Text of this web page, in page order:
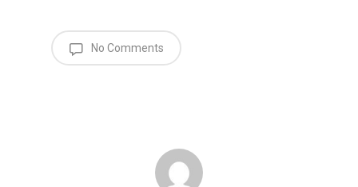
No Comments